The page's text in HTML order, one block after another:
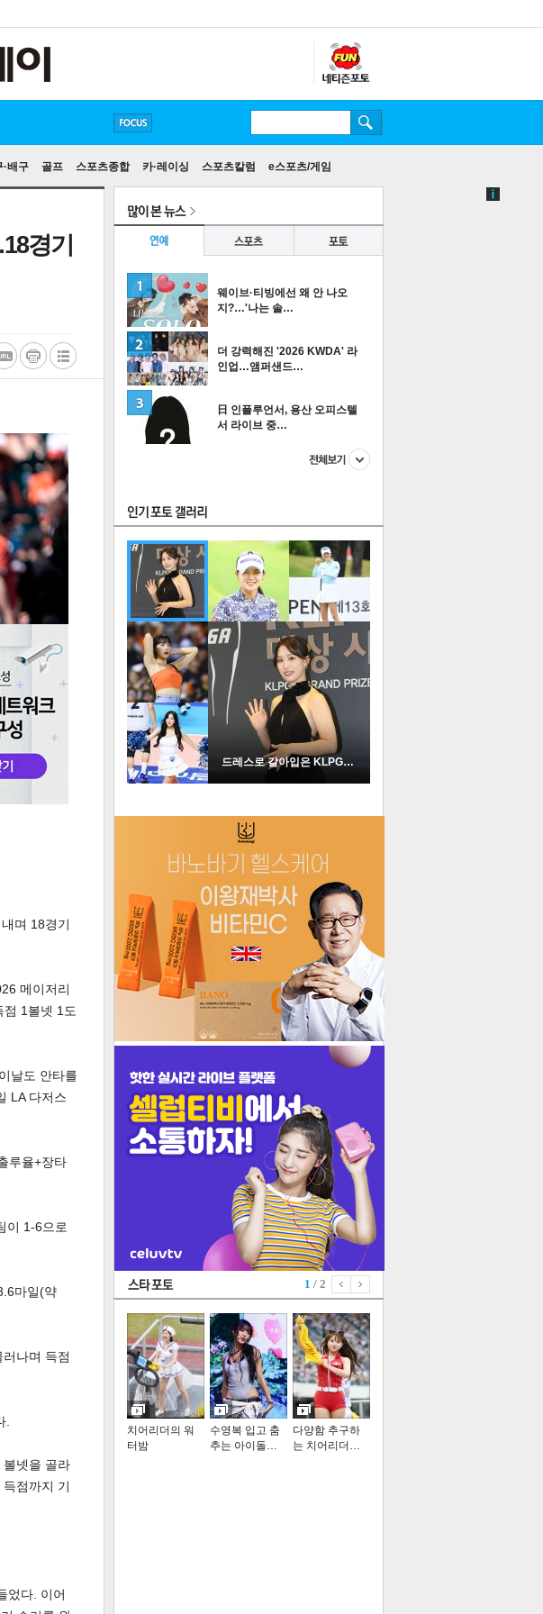
·배구 골프 스포츠종합 카·레이싱 스포츠칼럼 e스포츠/게임
FOCUS
방탄소년단
손흥민
유아인
송중기
경기
며 18경기
메이저리
1볼넷 1도
날도 안타를
LA 다저스
루율+장타
이 1-6으로
마일(약
나며 득점
.
볼넷을 골라
점까지 기
었다. 이어
많이 본 뉴스
연예
스포츠 포토
웨이브·티빙에선 왜 안 나오
지?…'나는 솔…
2
더 강력해진 '2026 KWDA' 라
인업…앰퍼샌드…
日 인플루언서, 용산 오피스텔
서 라이브 중…
더보기
인기포토
드레스로 갈아입은 KLPGA …
1 / 2
치어리더의 워
터밤
수영복 입고 춤
추는 아이돌…
다양함 추구하
는 치어리더…